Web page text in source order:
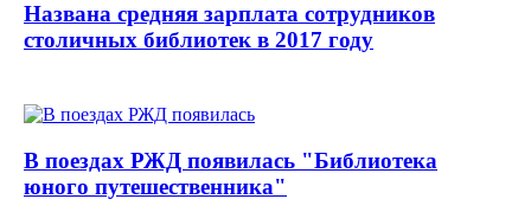
Названа средняя зарплата сотрудников
столичных библиотек в 2017 году
В поездах РЖД появилась "Библиотека
юного путешественника"